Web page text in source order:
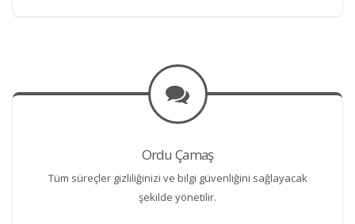
Ordu Çamaş
Tüm süreçler gizliliğinizi ve bilgi güvenliğini sağlayacak
şekilde yönetilir.